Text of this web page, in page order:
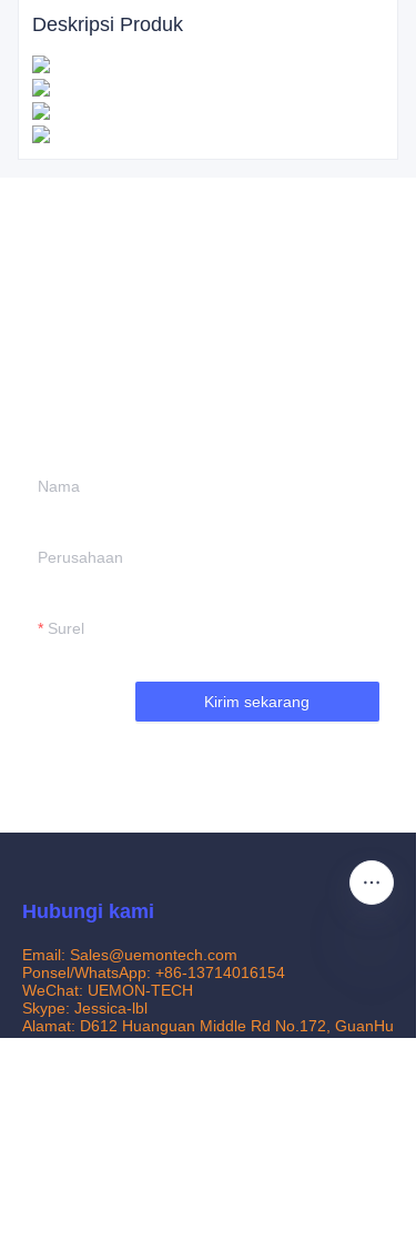
Deskripsi Produk
Nama
Perusahaan
Surel
Kirim sekarang
Hubungi kami
Email: Sales@uemontech.com
Ponsel/WhatsApp: +86-13714016154
WeChat: UEMON-TECH
Skype: Jessica-lbl
Alamat: D612 Huanguan Middle Rd No.172, GuanHu
Street, GuanLan,LongHua, Shenzhen,China
ID